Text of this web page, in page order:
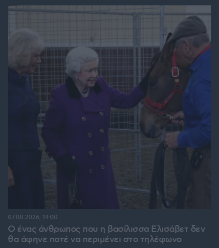
Ο ένας άνθρωπος που η βασίλισσα Ελισάβετ δεν
θα άφηνε ποτέ να περιμένει στο τηλέφωνο
07.08.2026, 14:00